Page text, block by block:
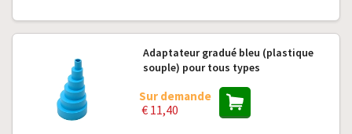
Adaptateur gradué bleu (plastique
souple) pour tous types
Sur demande
€ 11,40